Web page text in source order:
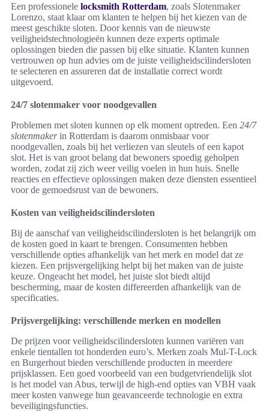
Een professionele locksmith Rotterdam, zoals Slotenmaker
Lorenzo, staat klaar om klanten te helpen bij het kiezen van de
meest geschikte sloten. Door kennis van de nieuwste
veiligheidstechnologieën kunnen deze experts optimale
oplossingen bieden die passen bij elke situatie. Klanten kunnen
vertrouwen op hun advies om de juiste veiligheidscilindersloten
te selecteren en assureren dat de installatie correct wordt
uitgevoerd.
24/7 slotenmaker voor noodgevallen
Problemen met sloten kunnen op elk moment optreden. Een 24/7
slotenmakerin Rotterdam is daarom onmisbaar voor
noodgevallen, zoals bij het verliezen van sleutels of een kapot
slot. Het is van groot belang dat bewoners spoedig geholpen
worden, zodat zij zich weer veilig voelen in hun huis. Snelle
reacties en effectieve oplossingen maken deze diensten essentieel
voor de gemoedsrust van de bewoners.
Kosten van veiligheidscilindersloten
Bij de aanschaf van veiligheidscilindersloten is het belangrijk om
de kosten goed in kaart te brengen. Consumenten hebben
verschillende opties afhankelijk van het merk en model dat ze
kiezen. Een prijsvergelijking helpt bij het maken van de juiste
keuze. Ongeacht het model, het juiste slot biedt altijd
bescherming, maar de kosten differeerden afhankelijk van de
specificaties.
Prijsvergelijking: verschillende merken en modellen
De prijzen voor veiligheidscilindersloten kunnen variëren van
enkele tientallen tot honderden euro’s. Merken zoals Mul-T-Lock
en Burgerhout bieden verschillende producten in meerdere
prijsklassen. Een goed voorbeeld van een budgetvriendelijk slot
is het model van Abus, terwijl de high-end opties van VBH vaak
meer kosten vanwege hun geavanceerde technologie en extra
beveiligingsfuncties.